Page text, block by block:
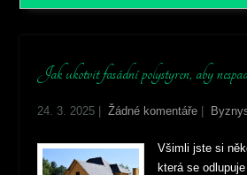
Jak ukotvit fasádní polystyren, aby
24. 3. 2025 |Žádné komentáře
Všimli jste si
která se